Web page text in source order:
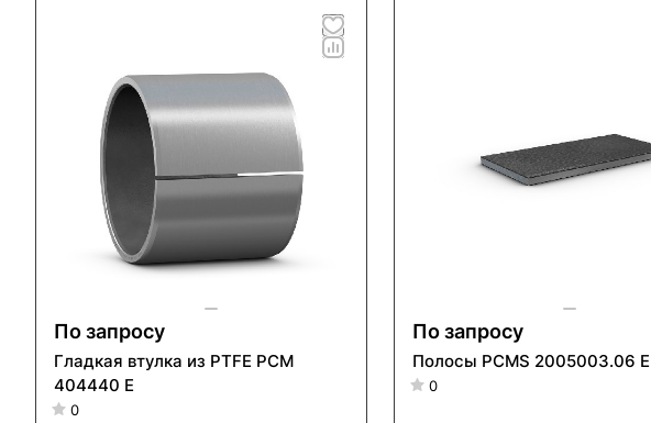
По запросу
Гладкая втулка из PTFE PCM
404440 E
0
По запросу
Полосы PCMS 2005003.06 E
0